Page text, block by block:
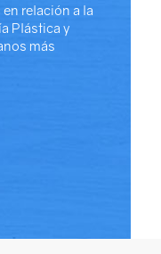
relación a la
Plástica y
más